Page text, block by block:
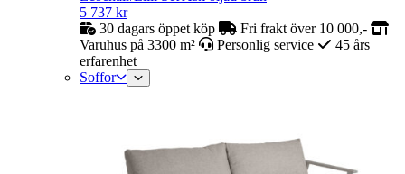
5 737 kr
30 dagars öppet köp
Fri frakt över 10 000,-
Varuhus på 3300 m²
Personlig service
45 års
erfarenhet
Soffor